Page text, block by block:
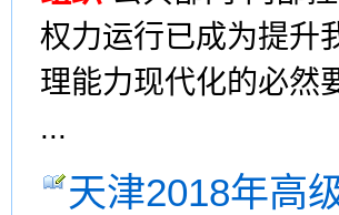
权力运行已成为提升
理能力现代化的必然
...
天津2018年高